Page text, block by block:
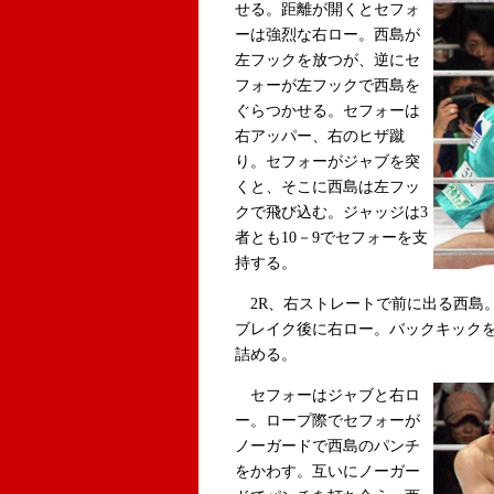
せる。距離が開くとセフォ
ーは強烈な右ロー。西島が
左フックを放つが、逆にセ
フォーが左フックで西島を
ぐらつかせる。セフォーは
右アッパー、右のヒザ蹴
り。セフォーがジャブを突
くと、そこに西島は左フッ
クで飛び込む。ジャッジは3
者とも10－9でセフォーを支
持する。
2R、右ストレートで前に出る西島
ブレイク後に右ロー。バックキック
詰める。
セフォーはジャブと右ロ
ー。ロープ際でセフォーが
ノーガードで西島のパンチ
をかわす。互いにノーガー